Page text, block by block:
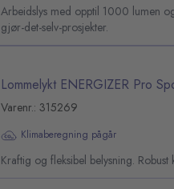
Arbeidslys med opptil 1000 lumen
gjør-det-selv-prosjekter.
Lommelykt ENERGIZER Pro
Varenr.: 315269
Klimaberegning pågår
Kraftig og fleksibel belysning.